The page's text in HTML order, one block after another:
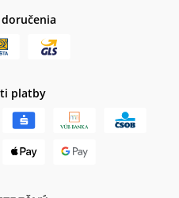
platby